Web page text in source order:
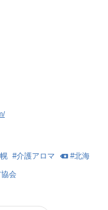
#介護アロマ #北海
会